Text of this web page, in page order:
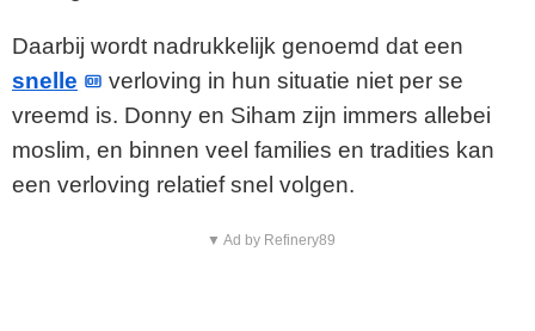
Daarbij wordt nadrukkelijk genoemd dat een
snelle
verloving in hun situatie niet per se
vreemd is. Donny en Siham zijn immers allebei
moslim, en binnen veel families en tradities kan
een verloving relatief snel volgen.
▼ Ad by Refinery89